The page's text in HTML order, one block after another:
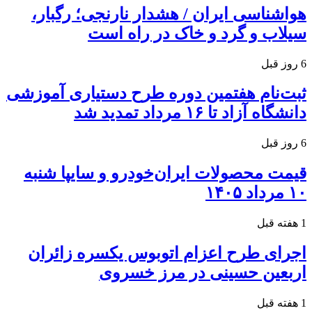
هواشناسی ایران / هشدار نارنجی؛ رگبار،
سیلاب و گرد و خاک در راه است
6 روز قبل
ثبت‌نام هفتمین دوره طرح دستیاری آموزشی
دانشگاه آزاد تا ۱۶ مرداد تمدید شد
6 روز قبل
قیمت محصولات ایران‌خودرو و سایپا شنبه
۱۰ مرداد ۱۴۰۵
1 هفته قبل
اجرای طرح اعزام اتوبوس یکسره زائران
اربعین حسینی در مرز خسروی
1 هفته قبل